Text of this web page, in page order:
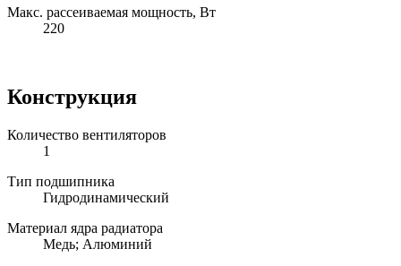
Макс. рассеиваемая мощность, Вт
220
Конструкция
Количество вентиляторов
1
Тип подшипника
Гидродинамический
Материал ядра радиатора
Медь; Алюминий